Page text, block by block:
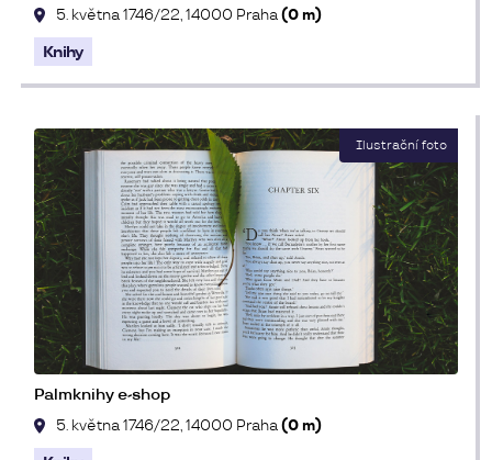
5. května 1746/22, 14000 Praha(0 m)
Knihy
Palmknihy e-shop
5. května 1746/22, 14000 Praha(0 m)